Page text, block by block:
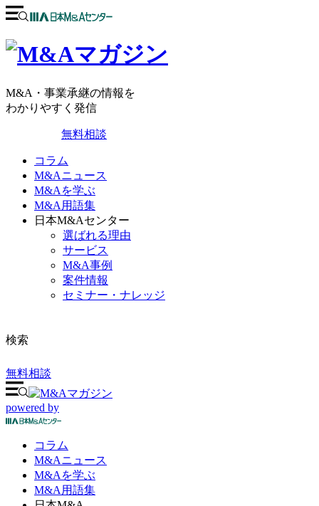
M&A・事業承継の情報を
わかりやすく発信
無料相談
コラム
M&Aニュース
M&Aを学ぶ
M&A用語集
日本M&Aセンター
選ばれる理由
サービス
M&A事例
案件情報
セミナー・ナレッジ
検索
無料相談
powered by
コラム
M&Aニュース
M&Aを学ぶ
M&A 用語集